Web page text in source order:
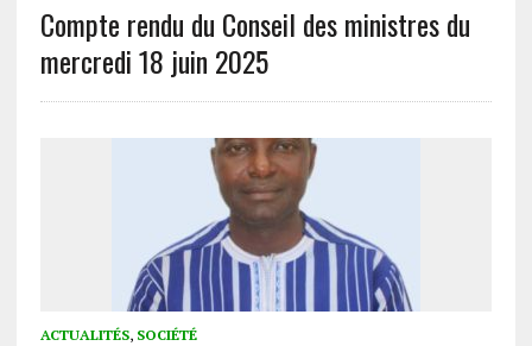
Compte rendu du Conseil des ministres du
mercredi 18 juin 2025
ACTUALITÉS, SOCIÉTÉ